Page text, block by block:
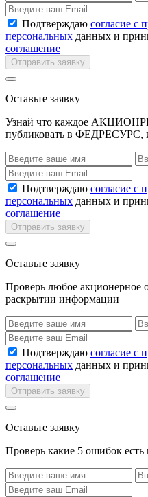
Подтверждаю согласие с
персональных данных и
соглашение
Отправить заявку
Оставьте заявку
Узнай что каждое
публиковать в ФЕДРЕСУРС,
Подтверждаю согласие с
персональных данных и
соглашение
Отправить заявку
Оставьте заявку
Проверь любое акционерное
раскрытии информации
Подтверждаю согласие с
персональных данных и
соглашение
Отправить заявку
Оставьте заявку
Проверь какие 5 ошибок